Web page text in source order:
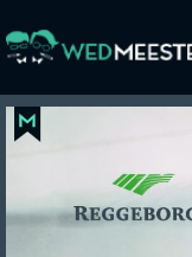
to
content